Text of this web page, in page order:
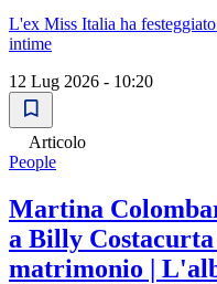
L'ex Miss Italia ha
intime
12 Lug 2026 - 10:20
Articolo
People
Martina
a Billy
matrimonio |